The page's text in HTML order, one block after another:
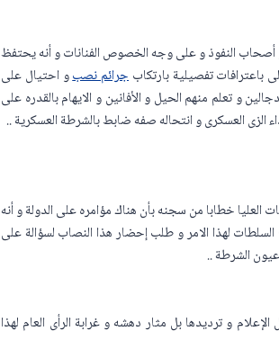
أصحاب النفوذ و على وجه الخصوص الفنانات و أنه يحتفظ
باعترافات تفصيلية بارتكابجرائم نصبو احتيال على
و تعلم منهم الحيل و الأفانين و الايهام بالقدره على
العسكرى و انتحاله صفه ضابط بالشرطة العسكرية ..
خطابا من سجنه بأن هناك مؤامره على الدولة و أنه
لهذا الامر و طلب إحضار هذا النصاب لسؤالة على
الشرطة ..
و ترديدها بل مثار دهشه و غرابة الرأى العام لهذا